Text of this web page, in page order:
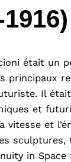
était un
principaux
Il
et
vitesse et
sculptures,
in Space